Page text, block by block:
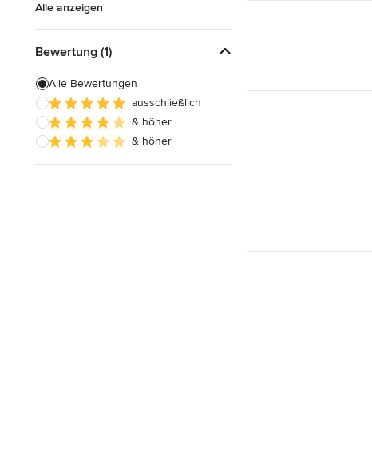
Alle anzeigen
Bewertung (1)
Alle Bewertungen
ausschließlich
& höher
& höher